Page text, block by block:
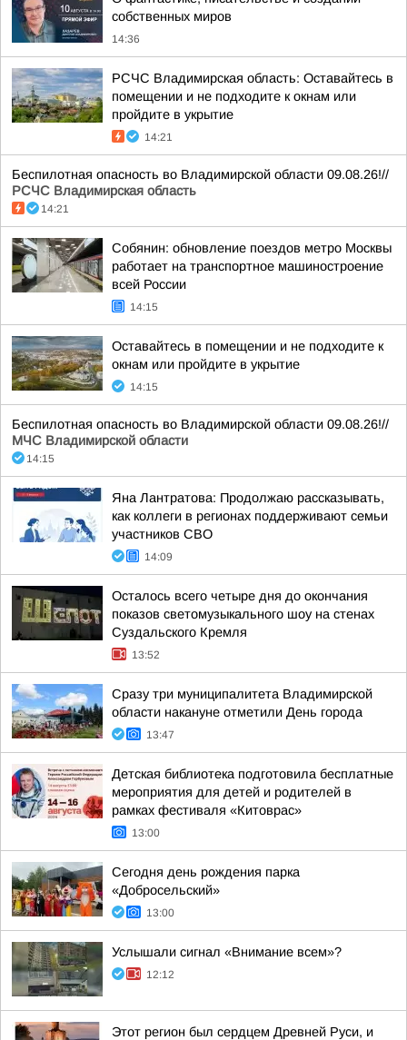
собственных миров
14:36
РСЧС Владимирская область: Оставайтесь в
помещении и не подходите к окнам или
пройдите в укрытие
14:21
Беспилотная опасность во Владимирской области 09.08.26!//
РСЧС Владимирская область
14:21
Собянин: обновление поездов метро Москвы
работает на транспортное машиностроение
всей России
14:15
Оставайтесь в помещении и не подходите к
окнам или пройдите в укрытие
14:15
Беспилотная опасность во Владимирской области 09.08.26!//
МЧС Владимирской области
14:15
Яна Лантратова: Продолжаю рассказывать,
как коллеги в регионах поддерживают семьи
участников СВО
14:09
Осталось всего четыре дня до окончания
показов светомузыкального шоу на стенах
Суздальского Кремля
13:52
Сразу три муниципалитета Владимирской
области накануне отметили День города
13:47
Детская библиотека подготовила бесплатные
мероприятия для детей и родителей в
рамках фестиваля «Китоврас»
13:00
Сегодня день рождения парка
«Добросельский»
13:00
Услышали сигнал «Внимание всем»?
12:12
Этот регион был сердцем Древней Руси, и